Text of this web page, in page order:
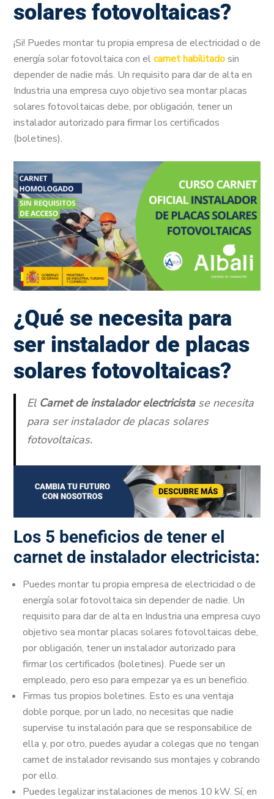
solares fotovoltaicas?
¡Si! Puedes montar tu propia empresa de electricidad o de
energía solar fotovoltaica con elcarnet habilitadosin
depender de nadie más. Un requisito para dar de alta en
Industria una empresa cuyo objetivo sea montar placas
solares fotovoltaicas debe, por obligación, tener un
instalador autorizado para firmar los certificados
(boletines).
¿Qué se necesita para
ser instalador de placas
solares fotovoltaicas?
El Carnet de instalador electricistase necesita
para ser instalador de placas solares
fotovoltaicas.
Los 5 beneficios de tener el
carnet de instalador electricista:
Puedes montar tu propia empresa de electricidad o de
energía solar fotovoltaica sin depender de nadie. Un
requisito para dar de alta en Industria una empresa cuyo
objetivo sea montar placas solares fotovoltaicas debe,
por obligación, tener un instalador autorizado para
firmar los certificados (boletines). Puede ser un
empleado, pero eso para empezar ya es un beneficio.
Firmas tus propios boletines. Esto es una ventaja
doble porque, por un lado, no necesitas que nadie
supervise tu instalación para que se responsabilice de
ella y, por otro, puedes ayudar a colegas que no tengan
carnet de instalador revisando sus montajes y cobrando
por ello.
Puedes legalizar instalaciones de menos 10 kW. Sí, en